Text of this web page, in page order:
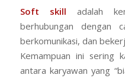
Soft skill adalah
berhubungan dengan
berkomunikasi, dan
Kemampuan ini sering
antara karyawan yang